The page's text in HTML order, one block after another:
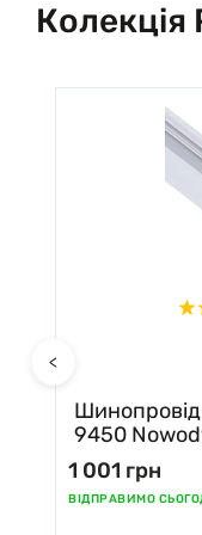
Колекція
<
Шинопровід
9450
1 001 грн
ВІДПРАВИМО